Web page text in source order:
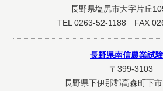
長野県塩尻市大字片丘
TEL 0263-52-1188 FAX
長野県南信農業試
〒399-3103
長野県下伊那郡高森町下